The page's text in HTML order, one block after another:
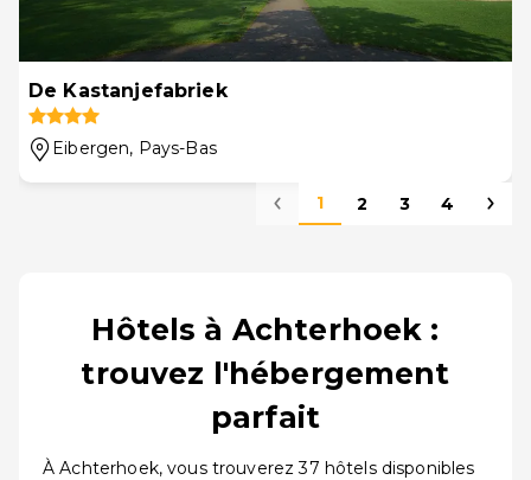
De Kastanjefabriek
Eibergen, Pays-Bas
1 2 3 4
Hôtels à Achterhoek :
trouvez l'hébergement
parfait
À Achterhoek, vous trouverez 37 hôtels disponibles